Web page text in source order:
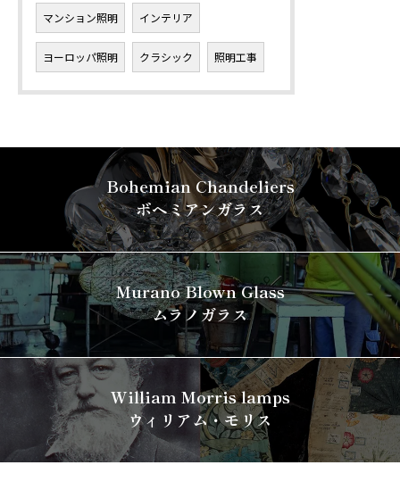
マンション照明 インテリア
ヨーロッパ照明 クラシック 照明工事
Bohemian Chandeliers
ボヘミアンガラス
Murano Blown Glass
ムラノガラス
William Morris lamps
ウィリアム・モリス